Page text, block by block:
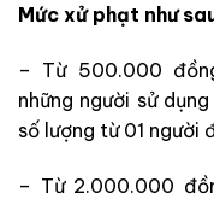
Mức xử phạt như
– Từ 500.000
những người sử
số lượng từ 01 người
– Từ 2.000.000